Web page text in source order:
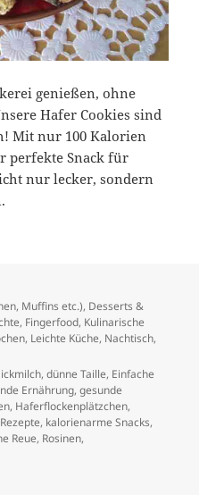
genießen, ohne
Hafer Cookies sind
Mit nur 100 Kalorien
perfekte Snack für
nur lecker, sondern
Taille
Muffins etc.), Desserts &
, Fingerfood, Kulinarische
, Leichte Küche, Nachtisch,
,dünne Taille, Einfache
Ernährung,gesunde
, Haferflockenplätzchen,
, kalorienarme Snacks,
Reue, Rosinen,
Cookies für die Dünne Taille